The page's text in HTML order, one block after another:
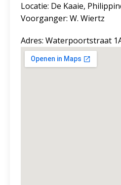
Locatie: De Kaaie,
Voorganger: W. Wiertz
Adres: Waterpoortstraat